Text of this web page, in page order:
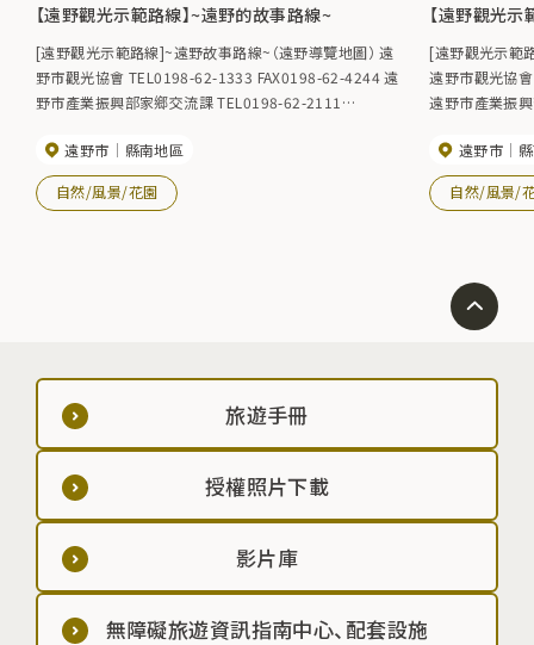
【遠野觀光示範路線】~遠野的故事路線~
[遠野觀光示範路線]~遠野故事路線~（遠野導覽地圖） 遠
野市觀光協會 TEL0198-62-1333 FAX0198-62-4244 遠
野市產業振興部家鄉交流課 TEL0198-62-2111
遠野市
縣南地區
自然/風景/花園
【遠野觀光
[遠野觀光示範
遠野市觀光協
遠野市產業振
遠野市
自然/風景/
旅遊手冊
授權照片下載
影片庫
無障礙旅遊資訊指南中心、配套設施